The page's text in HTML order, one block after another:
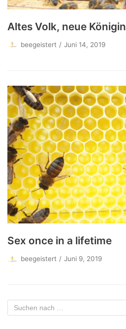
Altes Volk, neue Königin
beegeistert Juni 14, 2019
Sex once in a lifetime
beegeistert Juni 9, 2019